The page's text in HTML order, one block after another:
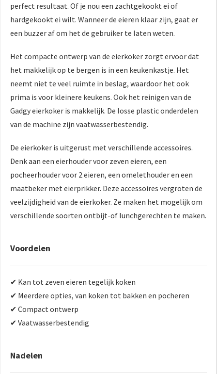
perfect resultaat. Of je nou een zachtgekookt ei of
hardgekookt ei wilt. Wanneer de eieren klaar zijn, gaat er
een buzzer af om het de gebruiker te laten weten.
Het compacte ontwerp van de eierkoker zorgt ervoor dat
het makkelijk op te bergen is in een keukenkastje. Het
neemt niet te veel ruimte in beslag, waardoor het ook
prima is voor kleinere keukens. Ook het reinigen van de
Gadgy eierkoker is makkelijk. De losse plastic onderdelen
van de machine zijn vaatwasserbestendig.
De eierkoker is uitgerust met verschillende accessoires.
Denk aan een eierhouder voor zeven eieren, een
pocheerhouder voor 2 eieren, een omelethouder en een
maatbeker met eierprikker. Deze accessoires vergroten de
veelzijdigheid van de eierkoker. Ze maken het mogelijk om
verschillende soorten ontbijt-of lunchgerechten te maken.
Voordelen
✔ Kan tot zeven eieren tegelijk koken
✔ Meerdere opties, van koken tot bakken en pocheren
✔ Compact ontwerp
✔ Vaatwasserbestendig
Nadelen